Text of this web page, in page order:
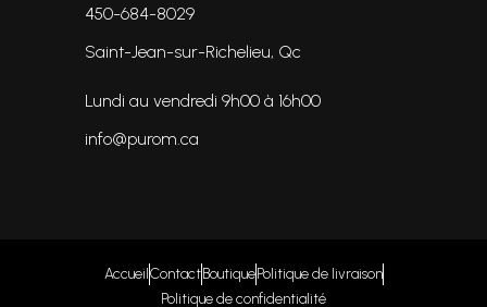
450-684-8029
Saint-Jean-sur-Richelieu, Qc
Lundi au vendredi 9h00 à 16h00
info@purom.ca
AccueilContactBoutiquePolitique de livraison
Politique de confidentialité